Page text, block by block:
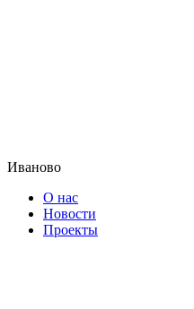
Иваново
О нас
Новости
Проекты